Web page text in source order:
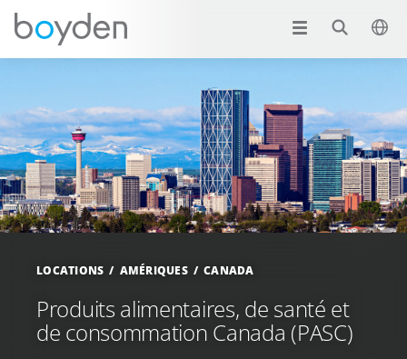
LOCATIONS AMÉRIQUES CANADA
Produits alimentaires, de santé et
de consommation Canada (PASC)